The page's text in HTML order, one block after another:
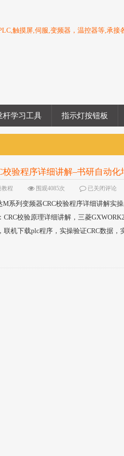
触摸屏,伺服,变频器，温控器等,承接
杆学习工具 指示灯按钮板
验程序详细讲解–书研自动化
教程 围观4085次 已关闭评论
M系列变频器CRC校验程序详细讲解实
校验原理详细讲解，三菱
机下载plc程序，实操验证CRC数据，